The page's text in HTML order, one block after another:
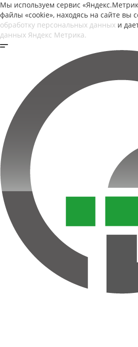
Мы используем сервис
файлы «cookie», находясь на сайте вы
обработку персональных данных и
данных Яндекс Метрика.